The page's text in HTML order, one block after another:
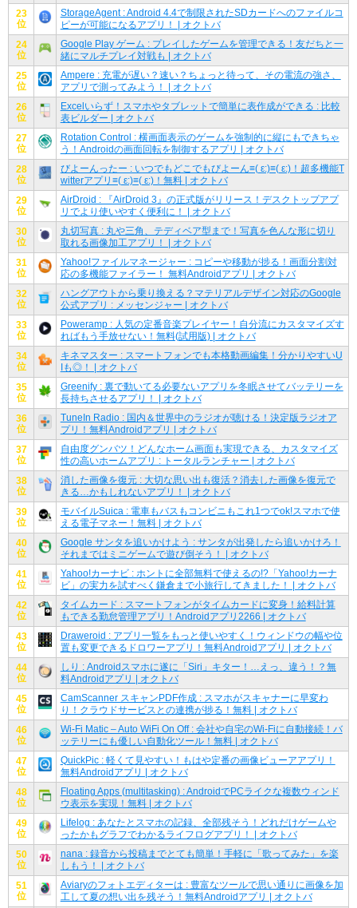
23
位
StorageAgent : Android 4.4で制限されたSDカードへのファイルコ
ピーが可能になるアプリ！ | オクトバ
24
位
Google Play ゲーム : プレイしたゲームを管理できる！友だちと一
緒にマルチプレイ対戦も | オクトバ
25
位
Ampere : 充電が遅い？速い？ちょっと待って、その電流の強さ、
アプリで測ってみよう！ | オクトバ
26
位
Excelいらず！スマホやタブレットで簡単に表作成ができる : 比較
表ビルダー | オクトバ
27
位
Rotation Control : 横画面表示のゲームを強制的に縦にもできちゃ
う！Androidの画面回転を制御するアプリ | オクトバ
28
位
びよーんったー : いつでもどこでもびよーん≡( ε:)≡( ε:)！超多機能T
witterアプリ≡( ε:)≡( ε:)！無料 | オクトバ
29
位
AirDroid : 『AirDroid 3』の正式版がリリース！デスクトップアプ
リでより使いやすく便利に！ | オクトバ
30
位
丸切写真 : 丸や三角、テディベア型まで！写真を色んな形に切り
取れる画像加工アプリ！ | オクトバ
31
位
Yahoo!ファイルマネージャー : コピーや移動が捗る！画面分割対
応の多機能ファイラー！ 無料Androidアプリ | オクトバ
32
位
ハングアウトから乗り換える？マテリアルデザイン対応のGoogle
公式アプリ : メッセンジャー | オクトバ
33
位
Poweramp : 人気の定番音楽プレイヤー！自分流にカスタマイズす
ればもう手放せない！無料(試用版) | オクトバ
34
位
キネマスター : スマートフォンでも本格動画編集！分かりやすいU
Iも◎！ | オクトバ
35
位
Greenify : 裏で動いてる必要ないアプリを冬眠させてバッテリーを
長持ちさせるアプリ！ | オクトバ
36
位
TuneIn Radio : 国内＆世界中のラジオが聴ける！決定版ラジオア
プリ！無料Androidアプリ | オクトバ
37
位
自由度グンバツ！どんなホーム画面も実現できる、カスタマイズ
性の高いホームアプリ : トータルランチャー | オクトバ
38
位
消した画像を復元 : 大切な思い出も復活？消去した画像を復元で
きる…かもしれないアプリ！ | オクトバ
39
位
モバイルSuica : 電車もバスもコンビニもこれ1つでok!スマホで使
える電子マネー！無料 | オクトバ
40
位
Google サンタを追いかけよう : サンタが出発したら追いかけろ！
それまではミニゲームで遊び倒そう！ | オクトバ
41
位
Yahoo!カーナビ : ホントに全部無料で使えるの!?「Yahoo!カーナ
ビ」の実力を試すべく鎌倉まで小旅行してきました！ | オクトバ
42
位
タイムカード : スマートフォンがタイムカードに変身！給料計算
もできる勤怠管理アプリ！Androidアプリ2266 | オクトバ
43
位
Draweroid : アプリ一覧をもっと使いやすく！ウィンドウの幅や位
置も変更できるドロワーアプリ！無料Androidアプリ | オクトバ
44
位
しり : Androidスマホに遂に「Siri」キター！…えっ、違う！？無
料Androidアプリ | オクトバ
45
位
CamScanner スキャンPDF作成 : スマホがスキャナーに早変わ
り！クラウドサービスとの連携が捗る！無料 | オクトバ
46
位
Wi-Fi Matic – Auto WiFi On Off : 会社や自宅のWi-Fiに自動接続！バ
ッテリーにも優しい自動化ツール！無料 | オクトバ
47
位
QuickPic : 軽くて見やすい！もはや定番の画像ビューアアプリ！
無料Androidアプリ | オクトバ
48
位
Floating Apps (multitasking) : AndroidでPCライクな複数ウィンド
ウ表示を実現！無料 | オクトバ
49
位
Lifelog : あなたとスマホの記録、全部残そう！どれだけゲームや
ったかもグラフでわかるライフログアプリ！ | オクトバ
50
位
nana : 録音から投稿までとても簡単！手軽に「歌ってみた」を楽
しもう！ | オクトバ
51
位
Aviaryのフォトエディターは : 豊富なツールで思い通りに画像を加
工して夏の想い出を残そう！無料Androidアプリ | オクトバ